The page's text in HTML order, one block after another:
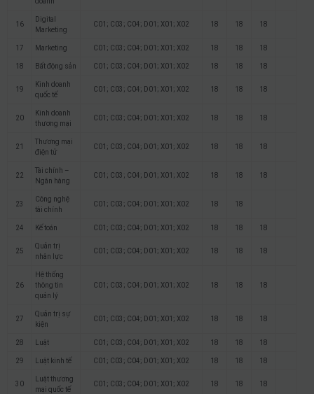
16
Digital
Marketing
C01; C03; C04; D01; X01; X02 18 18 18
17 Marketing C01; C03; C04; D01; X01; X02 18 18 18
18 Bất động sản C01; C03; C04; D01; X01; X02 18 18 18
19
Kinh doanh
quốc tế
C01; C03; C04; D01; X01; X02 18 18 18
20
Kinh doanh
thương mại
C01; C03; C04; D01; X01; X02 18 18 18
21
Thương mại
điện tử
C01; C03; C04; D01; X01; X02 18 18 18
22
Tài chính –
Ngân hàng
C01; C03; C04; D01; X01; X02 18 18 18
23
Công nghệ
tài chính
C01; C03; C04; D01; X01; X02 18 18
24 Kế toán C01; C03; C04; D01; X01; X02 18 18 18
25
Quản trị
nhân lực
C01; C03; C04; D01; X01; X02 18 18 18
26
Hệ thống
thông tin
quản lý
C01; C03; C04; D01; X01; X02 18 18 18
27
Quản trị sự
kiện
C01; C03; C04; D01; X01; X02 18 18 18
28 Luật C01; C03; C04; D01; X01; X02 18 18 18
29 Luật kinh tế C01; C03; C04; D01; X01; X02 18 18 18
30
Luật thương
mại quốc tế
C01; C03; C04; D01; X01; X02 18 18 18